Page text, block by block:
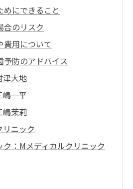
めにできること
合のリスク
費用について
予防のアドバイス
大地
一平
茉莉
ニック
ク：Mメディカルクリニック